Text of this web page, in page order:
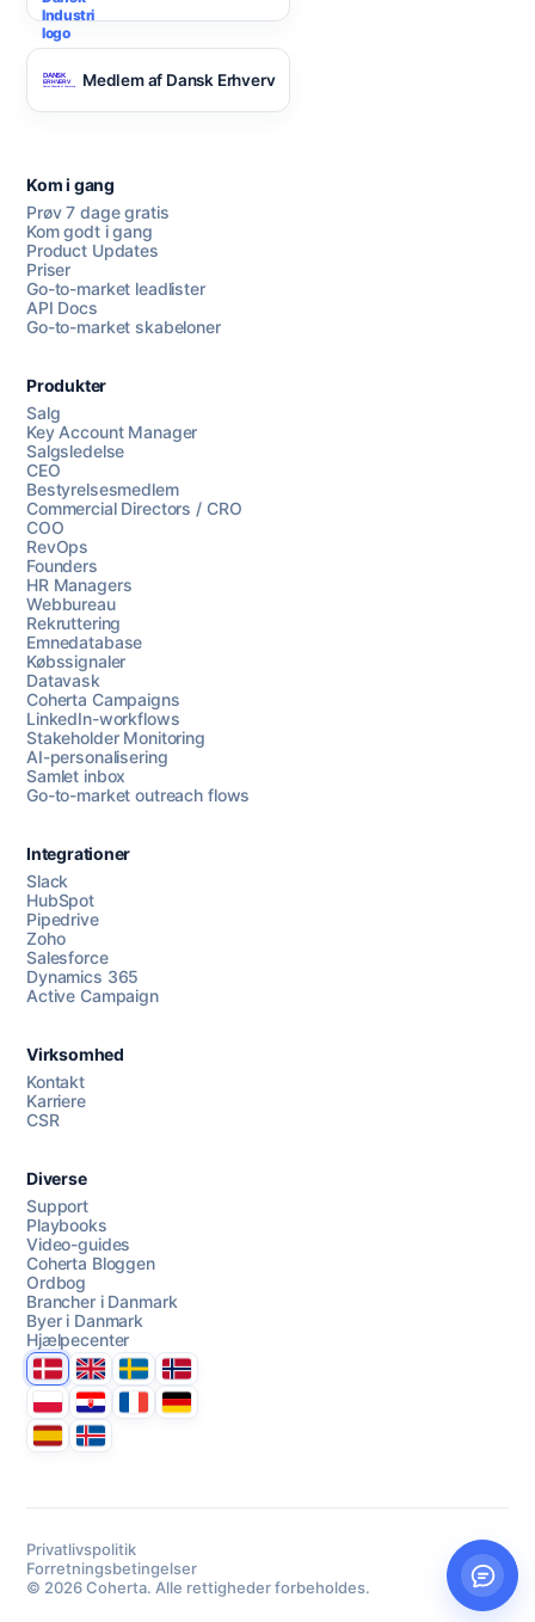
Chat med os
AI Campaign Assist
Medlem af Dansk Erhverv
Kom i gang
Prøv 7 dage gratis
Kom godt i gang
Product Updates
Priser
Go-to-market leadlister
API Docs
Go-to-market skabeloner
Produkter
Salg
Key Account Manager
Salgsledelse
CEO
Bestyrelsesmedlem
Commercial Directors / CRO
COO
RevOps
Founders
HR Managers
Webbureau
Rekruttering
Emnedatabase
Købssignaler
Datavask
Coherta Campaigns
LinkedIn-workflows
Stakeholder Monitoring
AI-personalisering
Samlet inbox
Go-to-market outreach flows
Integrationer
Slack
HubSpot
Pipedrive
Zoho
Salesforce
Dynamics 365
Active Campaign
Virksomhed
Kontakt
Karriere
CSR
Diverse
Support
Playbooks
Video-guides
Coherta Bloggen
Ordbog
Brancher i Danmark
Byer i Danmark
Hjælpecenter
DanmarkUnited Kingdom
SverigeNorge
PolskaHrvatskaFranceDeutschland
EspanaÍsland
Privatlivspolitik
Forretningsbetingelser
© 2026 Coherta. Alle rettigheder forbeholdes.